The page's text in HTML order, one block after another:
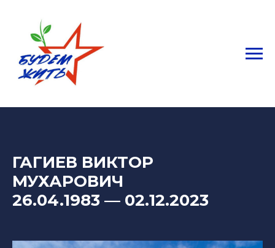
ГАГИЕВ ВИКТОР
МУХАРОВИЧ
26.04.1983 — 02.12.2023